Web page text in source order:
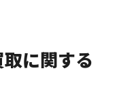
に関する